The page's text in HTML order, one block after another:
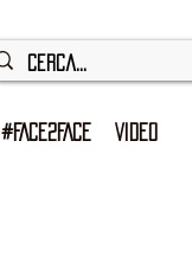
#FACE2FACE VIDEO